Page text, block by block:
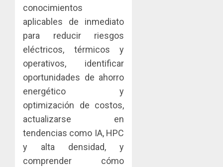
conocimientos
aplicables de inmediato
para reducir riesgos
eléctricos, térmicos y
operativos, identificar
oportunidades de ahorro
energético y
optimización de costos,
actualizarse en
tendencias como IA, HPC
y alta densidad, y
comprender cómo